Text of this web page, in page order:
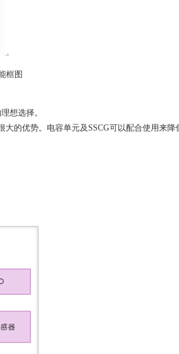
框图
想选择。
大的优势。电容单元及SSCG可以配合使用来降